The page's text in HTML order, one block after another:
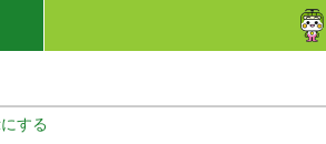
する